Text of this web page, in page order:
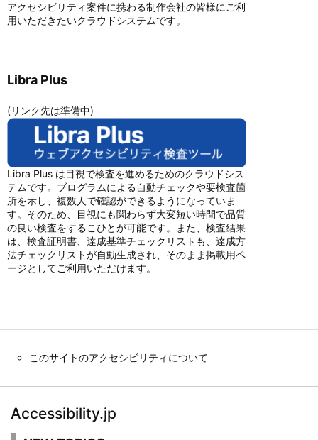
アクセシビリティ案件に携わる制作会社の皆様にご利
用いただきたいクラウドシステムです。
Libra Plus
(リンク先は準備中)
Libra Plus は目視で検査を進めるためのクラウドシス
テムです。ブログラムによる自動チェックや要検査箇
所を示し、複数人で確認ができるようになっていま
す。そのため、目視にも関わらず大変短い時間で品質
の良い検査をするこひとが可能です。また、検査結果
は、検査証明書、達成基準チェックリストも、達成方
法チェックリストが自動生成され、そのまま掲載用ペ
ージとしてご利用いただけます。
このサイトのアクセシビリティについて
Accessibility.jp